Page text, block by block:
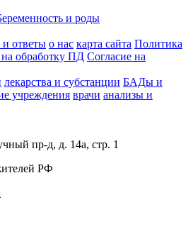
и роды
ответы о нас карта сайта Политика
на обработку ПД Согласие на
лекарства и субстанции БАДы и
учреждения врачи анализы и
пр-д, д. 14а, стр. 1
РФ